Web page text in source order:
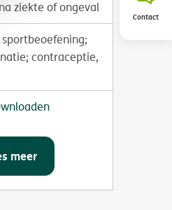
Contact
contraceptie,
ziekte of ongeval
meer